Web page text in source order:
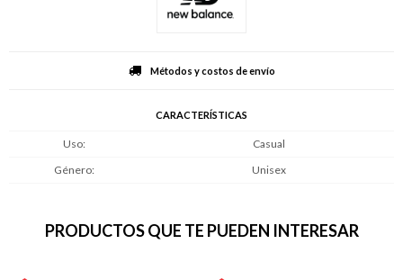
Métodos y costos de envío
CARACTERÍSTICAS
Uso
Casual
Género
Unisex
PRODUCTOS QUE TE PUEDEN INTERESAR